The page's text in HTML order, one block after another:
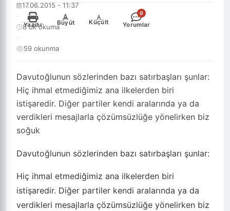
Davutoğlunun sözlerinden bazı satırbaşları şunlar:
Hiç ihmal etmediğimiz ana ilkelerden biri
istişaredir. Diğer partiler kendi aralarında ya da
verdikleri mesajlarla çözümsüzlüğe yönelirken biz
soğuk
17.06.2015 - 11:37
·
8 dk okuma
·
59 okunma
Yazdır
+
Büyüt
-
Küçült
0
Yorumlar
Davutoğlunun sözlerinden bazı satırbaşları şunlar:
Hiç ihmal etmediğimiz ana ilkelerden biri
istişaredir. Diğer partiler kendi aralarında ya da
verdikleri mesajlarla çözümsüzlüğe yönelirken biz